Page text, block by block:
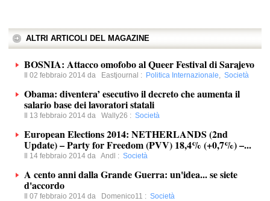
ALTRI ARTICOLI DEL MAGAZINE
BOSNIA: Attacco omofobo al Queer Festival di Sarajevo
Il 02 febbraio 2014 da Eastjournal : Politica Internazionale, Società
Obama: diventera’ esecutivo il decreto che aumenta il
salario base dei lavoratori statali
Il 13 febbraio 2014 da Wally26 : Società
European Elections 2014: NETHERLANDS (2nd
Update) – Party for Freedom (PVV) 18,4% (+0,7%) –...
Il 14 febbraio 2014 da Andl : Società
A cento anni dalla Grande Guerra: un'idea... se siete
d'accordo
Il 07 febbraio 2014 da Domenico11 : Società